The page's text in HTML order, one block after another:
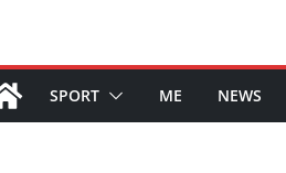
SPORT ME NEWS